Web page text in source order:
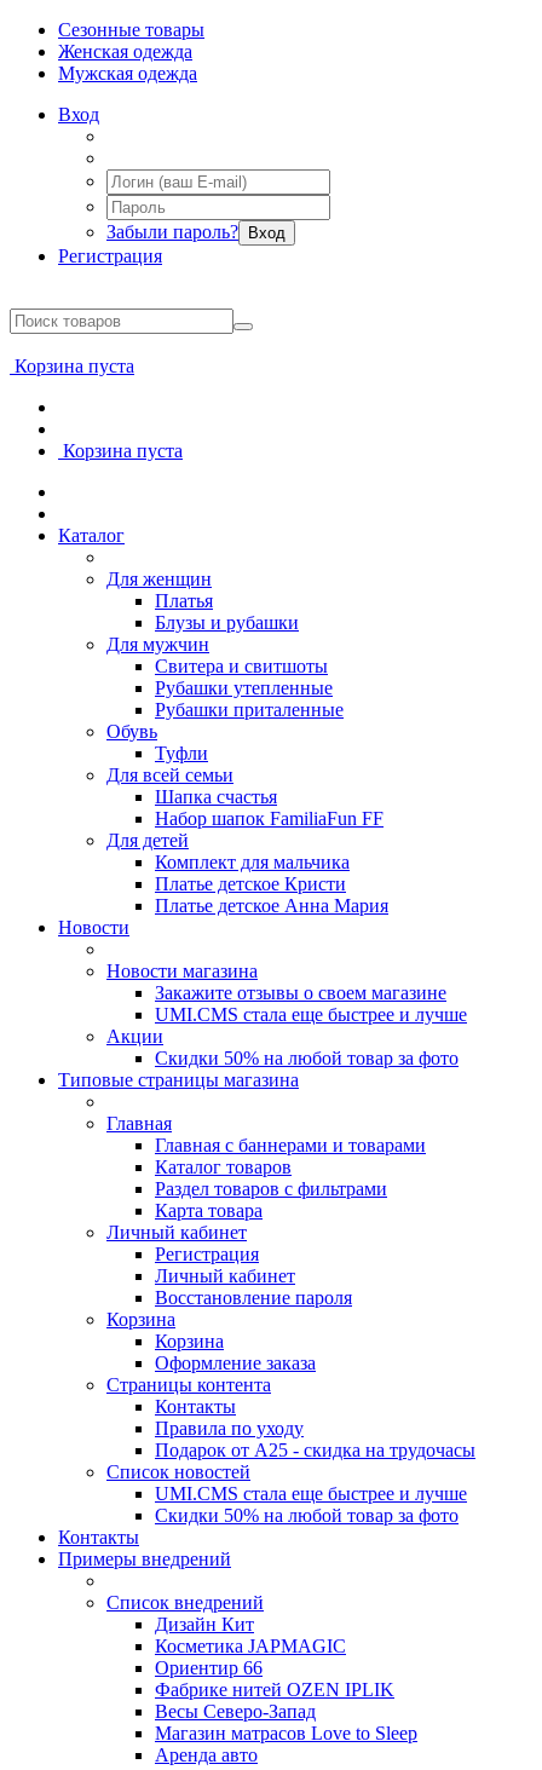
Сезонные товары
Женская одежда
Мужская одежда
Вход
Забыли пароль? Вход
Регистрация
Корзина пуста
Корзина пуста
Каталог
Для женщин
Платья
Блузы и рубашки
Для мужчин
Свитера и свитшоты
Рубашки утепленные
Рубашки приталенные
Обувь
Туфли
Для всей семьи
Шапка счастья
Набор шапок FamiliaFun FF
Для детей
Комплект для мальчика
Платье детское Кристи
Платье детское Анна Мария
Новости
Новости магазина
Закажите отзывы о своем магазине
UMI.CMS стала еще быстрее и лучше
Акции
Скидки 50% на любой товар за фото
Типовые страницы магазина
Главная
Главная с баннерами и товарами
Каталог товаров
Раздел товаров с фильтрами
Карта товара
Личный кабинет
Регистрация
Личный кабинет
Восстановление пароля
Корзина
Корзина
Оформление заказа
Страницы контента
Контакты
Правила по уходу
Подарок от А25 - скидка на трудочасы
Список новостей
UMI.CMS стала еще быстрее и лучше
Скидки 50% на любой товар за фото
Контакты
Примеры внедрений
Список внедрений
Дизайн Кит
Косметика JAPMAGIC
Ориентир 66
Фабрике нитей OZEN IPLIK
Весы Северо-Запад
Магазин матрасов Love to Sleep
Аренда авто